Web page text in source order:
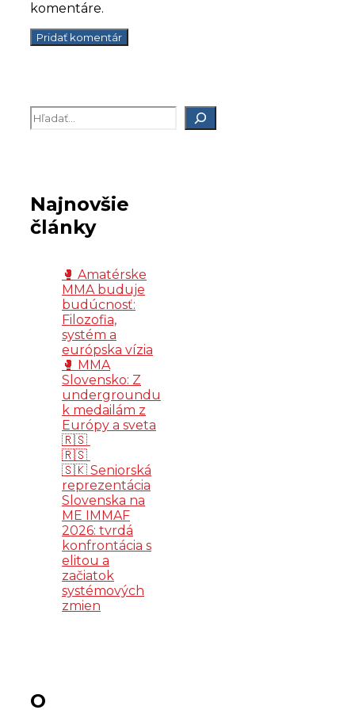
komentáre.
Hľadať
Najnovšie
články
🥊 Amatérske
MMA buduje
budúcnosť:
Filozofia,
systém a
európska vízia
🥊 MMA
Slovensko: Z
undergroundu
k medailám z
Európy a sveta
🇷🇸
🇷🇸
🇸🇰 Seniorská
reprezentácia
Slovenska na
ME IMMAF
2026: tvrdá
konfrontácia s
elitou a
začiatok
systémových
zmien
O